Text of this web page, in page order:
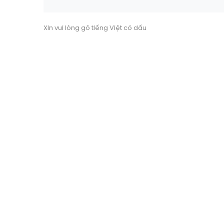
Xin vui lòng gõ tiếng Việt có dấu